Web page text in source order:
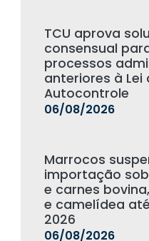
TCU aprova
consensual
processos
anteriores à Lei
Autocontrole
06/08/2026
Marrocos
importação
e carnes
e camelídea
2026
06/08/2026